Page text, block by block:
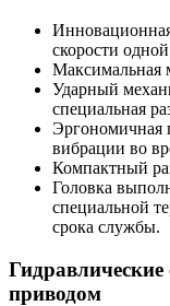
скорости
Максимальная
Ударный
специальная
Эргономичная
вибрации во
Компактный
Головка
специальной
срока службы.
приводом